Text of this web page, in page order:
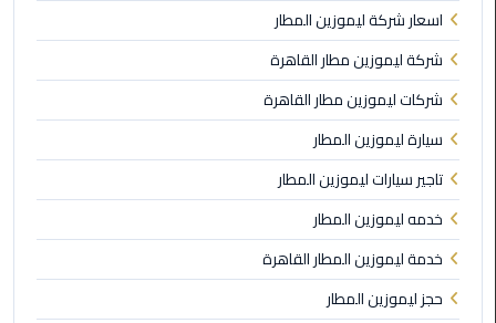
ليموزين
مايو
ليموزين
حلوان
ليموزين
الإسماعيلية
ليموزين
المنوفية
اسعار شركة ليموزين المطار
شركة ليموزين مطار القاهرة
شركات ليموزين مطار القاهرة
سيارة ليموزين المطار
تاجير سيارات ليموزين المطار
خدمه ليموزين المطار
خدمة ليموزين المطار القاهرة
حجز ليموزين المطار